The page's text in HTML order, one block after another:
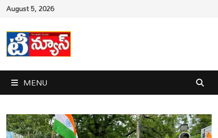
Skip
content
August 5, 2026
MENU